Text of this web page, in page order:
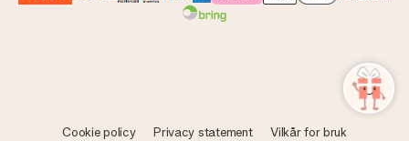
Cookie policy Privacy statement Vilkår for bruk